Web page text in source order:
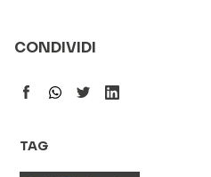
CONDIVIDI
TAG